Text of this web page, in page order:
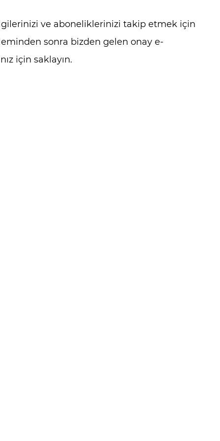
ve aboneliklerinizi takip etmek için
sonra bizden gelen onay e-
için saklayın.